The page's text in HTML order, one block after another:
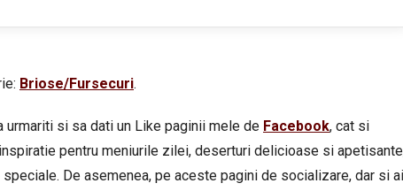
Briose/Fursecuri.
urmariti si sa dati un Like paginii mele de Facebook, cat si
pentru meniurile zilei, deserturi delicioase si
De asemenea, pe aceste pagini de socializare, dar si